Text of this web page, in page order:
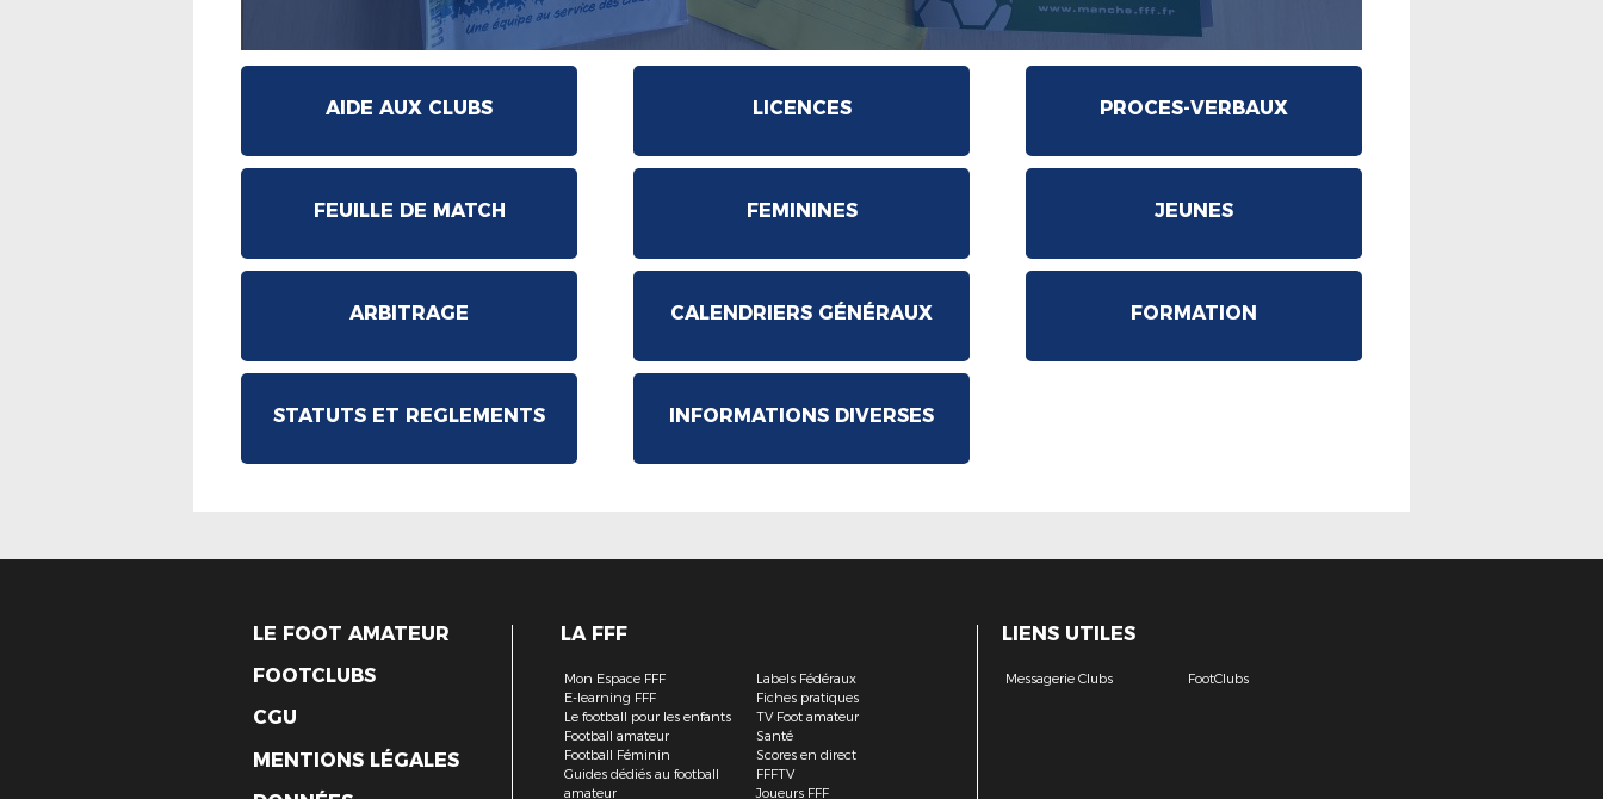
AIDE AUX CLUBS LICENCES PROCES-VERBAUX
FEUILLE DE MATCH FEMININES JEUNES
ARBITRAGE CALENDRIERS GÉNÉRAUX FORMATION
STATUTS ET REGLEMENTS INFORMATIONS DIVERSES
LE FOOT AMATEUR
FOOTCLUBS
CGU
MENTIONS LÉGALES
LA FFF
Mon Espace FFF
E-learning FFF
Le football pour les enfants
Football amateur
Football Féminin
Guides dédiés au football
amateur
Labels Fédéraux
Fiches pratiques
TV Foot amateur
Santé
Scores en direct
FFFTV
Joueurs FFF
LIENS UTILES
Messagerie Clubs FootClubs